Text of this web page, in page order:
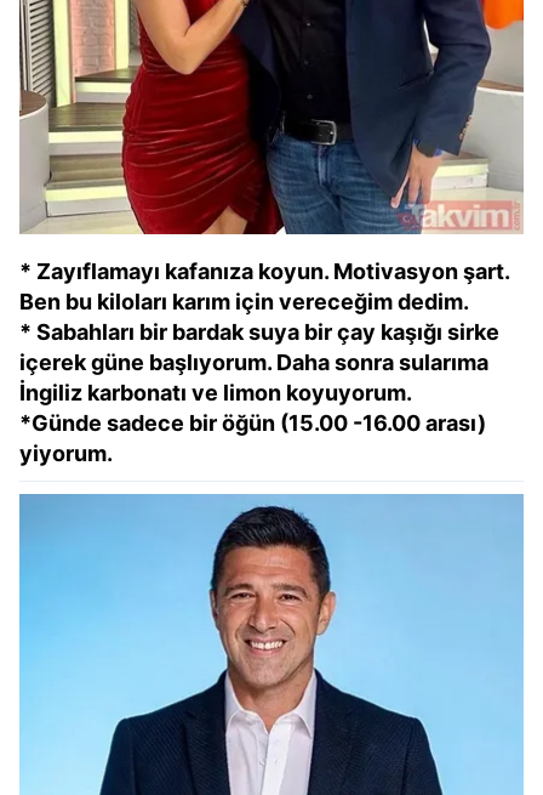
* Zayıflamayı kafanıza koyun. Motivasyon şart.
Ben bu kiloları karım için vereceğim dedim.
* Sabahları bir bardak suya bir çay kaşığı sirke
içerek güne başlıyorum. Daha sonra sularıma
İngiliz karbonatı ve limon koyuyorum.
*Günde sadece bir öğün (15.00 -16.00 arası)
yiyorum.